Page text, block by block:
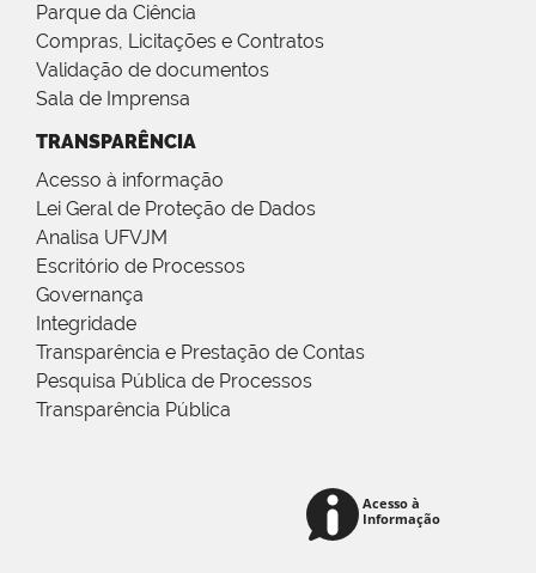
Parque da Ciência
Compras, Licitações e Contratos
Validação de documentos
Sala de Imprensa
TRANSPARÊNCIA
Acesso à informação
Lei Geral de Proteção de Dados
Analisa UFVJM
Escritório de Processos
Governança
Integridade
Transparência e Prestação de Contas
Pesquisa Pública de Processos
Transparência Pública